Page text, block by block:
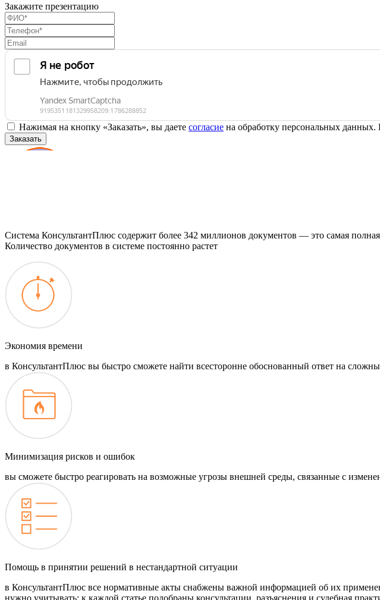
Закажите презентацию
Нажимая на кнопку «Заказать», вы даете согласие на обработку персональных
Заказать
Система КонсультантПлюс содержит более 342 миллионов документов — это самая
Количество документов в системе постоянно растет
Экономия времени
в КонсультантПлюс вы быстро сможете найти всесторонне обоснованный ответ на
Минимизация рисков и ошибок
вы сможете быстро реагировать на возможные угрозы внешней среды, связанные с
Помощь в принятии решений в нестандартной ситуации
в КонсультантПлюс все нормативные акты снабжены важной информацией об их
нужно учитывать; к каждой статье подобраны консультации, разъяснения и судебная